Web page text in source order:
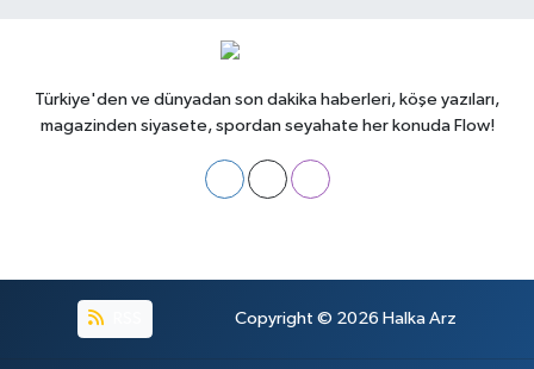
Türkiye'den ve dünyadan son dakika haberleri, köşe yazıları,
magazinden siyasete, spordan seyahate her konuda Flow!
Copyright © 2026 Halka Arz